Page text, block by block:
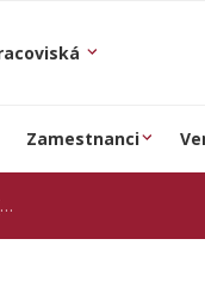
Zamestnanci